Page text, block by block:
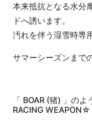
本来抵抗となる水分
ドへ誘います。
汚れを伴う湿雪時専
サマーシーズンまで
「 BOAR (猪) 」の
RACING WEAPON☆